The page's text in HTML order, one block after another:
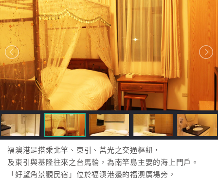
台
灣
訂
房
直
接
跟
飯
店
訂
房
HOT
福澳港是搭乘北竿、東引、莒光之交通樞紐，
及東引與基隆往來之台馬輪，為南竿島主要的海上門戶。
「好望角景觀民宿」位於福澳港邊的福澳廣場旁，